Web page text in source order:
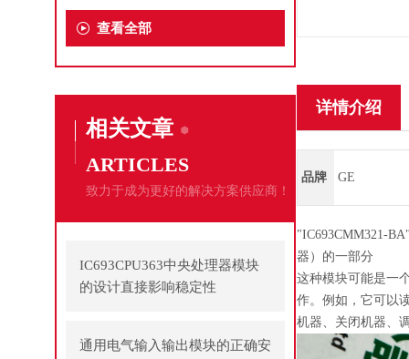
查看全部
相关文章
ARTICLES
致力于成为更好的解决方案供应商！
IC693CPU363中央处理器模块
的设计直接影响稳定性
通用电气输入输出模块的正确安
详情介绍
品牌 GE
"IC693CMM321-
器）的一部分
这种模块可能是一
作。例如，它可以
机器、关闭机器、